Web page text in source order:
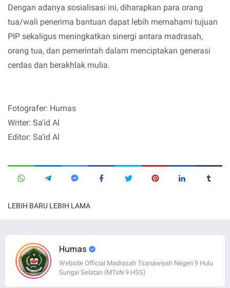
Dengan adanya sosialisasi ini, diharapkan para orang
tua/wali penerima bantuan dapat lebih memahami tujuan
PIP sekaligus meningkatkan sinergi antara madrasah,
orang tua, dan pemerintah dalam menciptakan generasi
cerdas dan berakhlak mulia.
Fotografer: Humas
Writer: Sa'id Al
Editor: Sa'id Al
LEBIH BARU LEBIH LAMA
Humas
Website Official Madrasah Tsanawiyah Negeri 9 Hulu
Sungai Selatan (MTsN 9 HSS)